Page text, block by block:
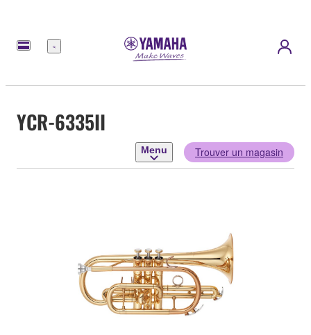
Menu
YCR-6335II
Menu Trouver un magasin